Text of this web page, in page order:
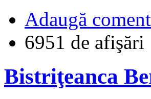
Adaugă
6951 de afişări
Bistriţeanca